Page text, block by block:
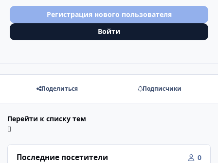
Регистрация нового пользователя
Войти
Поделиться Подписчики
Перейти к списку тем
Последние посетители 0